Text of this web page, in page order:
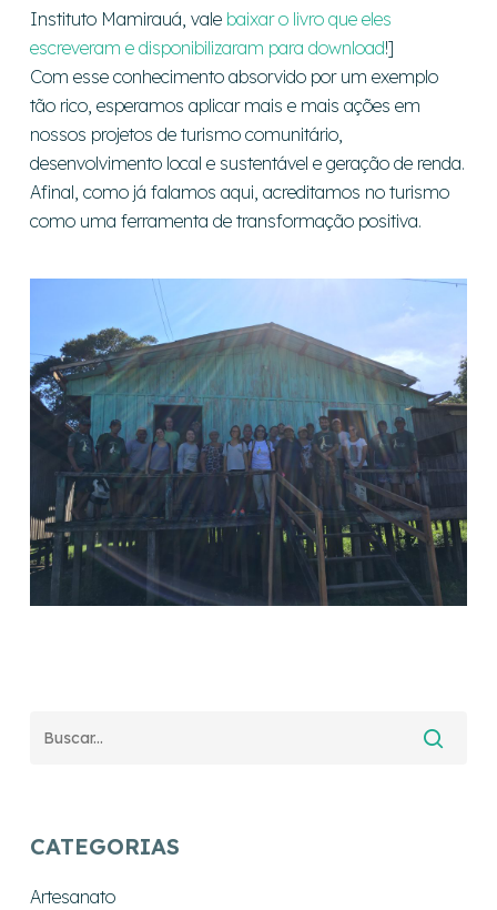
Instituto Mamirauá, vale baixar o livro que eles
escreveram e disponibilizaram para download!]
Com esse conhecimento absorvido por um exemplo
tão rico, esperamos aplicar mais e mais ações em
nossos projetos de turismo comunitário,
desenvolvimento local e sustentável e geração de renda.
Afinal, como já falamos aqui, acreditamos no turismo
como uma ferramenta de transformação positiva.
CATEGORIAS
Artesanato